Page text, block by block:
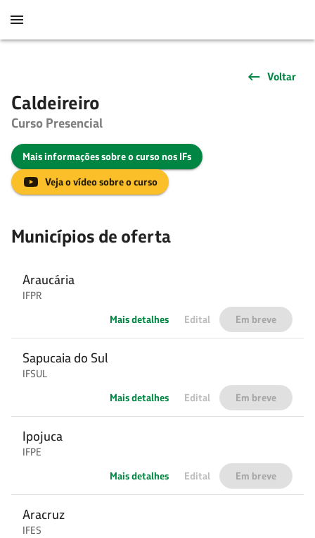
Voltar
Caldeireiro
Curso Presencial
Mais informações sobre o curso nos IFs
Veja o vídeo sobre o curso
Municípios de oferta
Araucária
IFPR
Mais detalhes Edital Em breve
Sapucaia do Sul
IFSUL
Mais detalhes Edital Em breve
Ipojuca
IFPE
Mais detalhes Edital Em breve
Aracruz
IFES